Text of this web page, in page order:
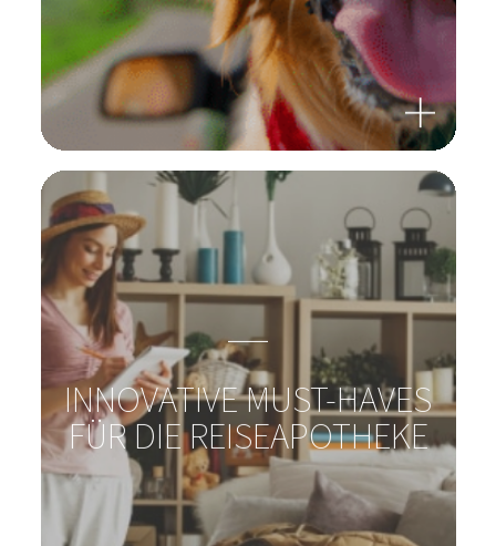
INNOVATIVE MUST-HAVES
FÜR DIE REISEAPOTHEKE